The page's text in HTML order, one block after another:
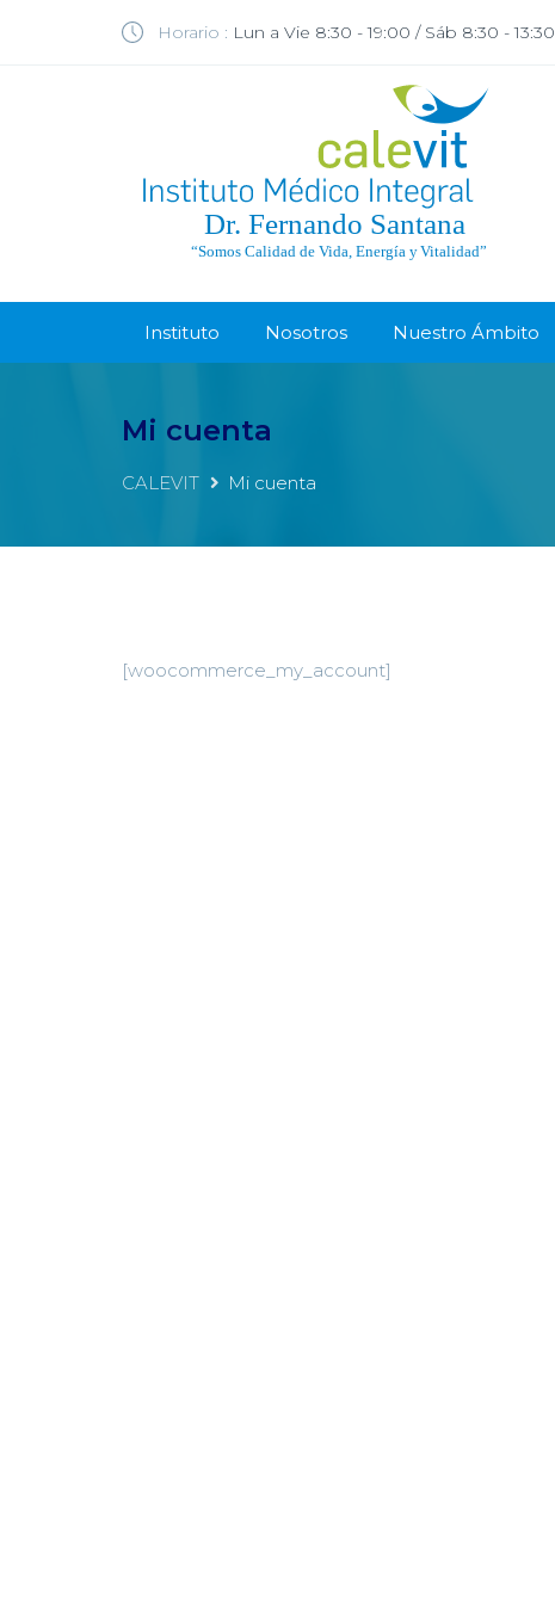
Horario : Lun a Vie 8:30 - 19:00 / Sáb 8:30 - 13:30
Instituto Nosotros Nuestro Ámbito
Mi cuenta
CALEVIT Mi cuenta
[woocommerce_my_account]